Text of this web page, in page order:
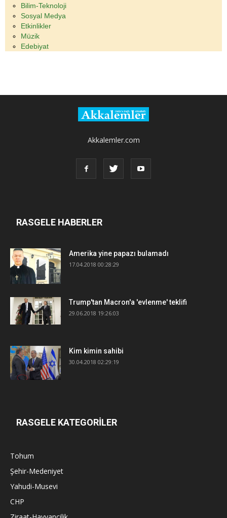
Bilim-Teknoloji
Sosyal Medya
Etkinlikler
Müzik
Edebiyat
Akkalemler.com
RASGELE HABERLER
Amerika yine papazı bulamadı
17.04.2018 00:28:29
Trump'tan Macron'a 'evlenme' teklifi
29.06.2018 19:26:03
Kim kimin sahibi
30.04.2018 02:29:19
RASGELE KATEGORİLER
Tohum
Şehir-Medeniyet
Yahudi-Musevi
CHP